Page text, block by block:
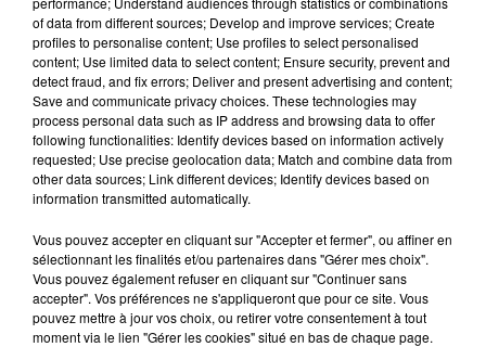
Date
au22 février 2020 à 0h00
Lieu Les Tanzmatten à SÉLESTAT (67)
experience-17-2/
Tarif Gratuit
of data from different sources; Develop and improve services; Create
profiles to personalise content; Use profiles to select personalised
content; Use limited data to select content; Ensure security, prevent and
detect fraud, and fix errors; Deliver and present advertising and content;
Save and communicate privacy choices. These technologies may
process personal data such as IP address and browsing data to offer
following functionalities: Identify devices based on information actively
requested; Use precise geolocation data; Match and combine data from
other data sources; Link different devices; Identify devices based on
information transmitted automatically.
Vous pouvez accepter en cliquant sur "Accepter et fermer", ou affiner en
sélectionnant les finalités et/ou partenaires dans "Gérer mes choix".
Vous pouvez également refuser en cliquant sur "Continuer sans
accepter". Vos préférences ne s'appliqueront que pour ce site. Vous
pouvez mettre à jour vos choix, ou retirer votre consentement à tout
moment via le lien "Gérer les cookies" situé en bas de chaque page.